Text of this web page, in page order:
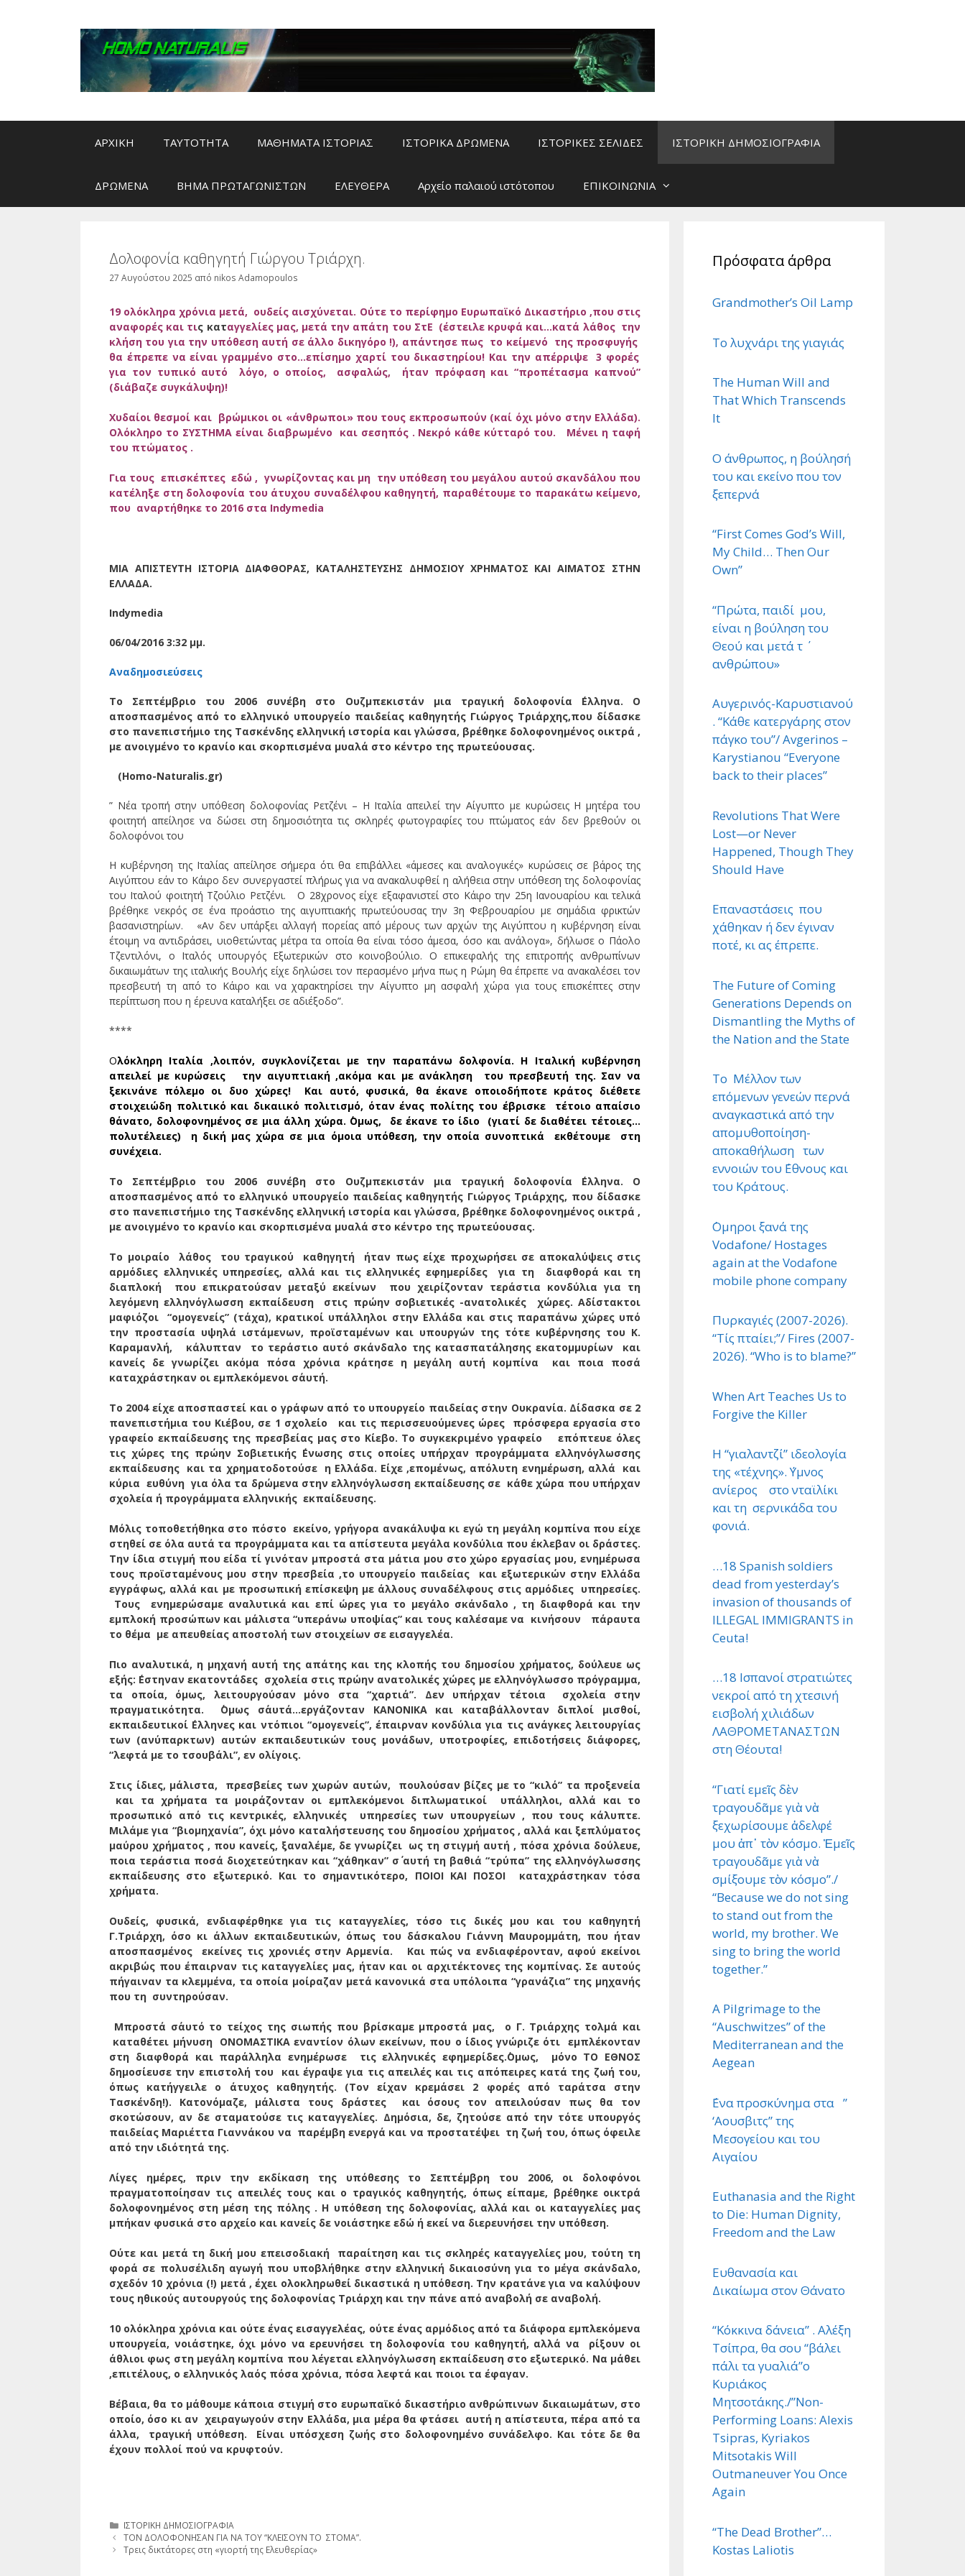
ΑΡΧΙΚΗ ΤΑΥΤΟΤΗΤΑ ΜΑΘΗΜΑΤΑ ΙΣΤΟΡΙΑΣ ΙΣΤΟΡΙΚΑ ΔΡΩΜΕΝΑ ΙΣΤΟΡΙΚΕΣ ΣΕΛΙΔΕΣ ΙΣΤΟΡΙΚΗ ΔΗΜΟΣΙΟΓΡΑΦΙΑ
ΔΡΩΜΕΝΑ ΒΗΜΑ ΠΡΩΤΑΓΩΝΙΣΤΩΝ ΕΛΕΥΘΕΡΑ Αρχείο παλαιού ιστότοπου ΕΠΙΚΟΙΝΩΝΙΑ
Δολοφονία καθηγητή Γιώργου Τριάρχη.
27 Αυγούστου 2025 από nikos Adamopoulos
19 ολόκληρα χρόνια μετά, ουδείς αισχύνεται. Ούτε το περίφημο Ευρωπαϊκό Δικαστήριο ,που στις
αναφορές και τις καταγγελίες μας, μετά την απάτη του ΣτΕ (έστειλε κρυφά και…κατά λάθος την
κλήση του για την υπόθεση αυτή σε άλλο δικηγόρο !), απάντησε πως το κείμενό της προσφυγής
θα έπρεπε να είναι γραμμένο στο…επίσημο χαρτί του δικαστηρίου! Και την απέρριψε 3 φορές
για τον τυπικό αυτό λόγο, ο οποίος, ασφαλώς, ήταν πρόφαση και “προπέτασμα καπνού”
(διάβαζε συγκάλυψη)!
Χυδαίοι θεσμοί και βρώμικοι οι «άνθρωποι» που τους εκπροσωπούν (καί όχι μόνο στην Ελλάδα).
Ολόκληρο το ΣΥΣΤΗΜΑ είναι διαβρωμένο και σεσηπός . Νεκρό κάθε κύτταρό του. Μένει η ταφή
του πτώματος .
Για τους επισκέπτες εδώ , γνωρίζοντας και μη την υπόθεση του μεγάλου αυτού σκανδάλου που
κατέληξε στη δολοφονία του άτυχου συναδέλφου καθηγητή, παραθέτουμε το παρακάτω κείμενο,
που αναρτήθηκε το 2016 στα Indymedia
ΜΙΑ ΑΠΙΣΤΕΥΤΗ ΙΣΤΟΡΙΑ ΔΙΑΦΘΟΡΑΣ, ΚΑΤΑΛΗΣΤΕΥΣΗΣ ΔΗΜΟΣΙΟΥ ΧΡΗΜΑΤΟΣ ΚΑΙ ΑΙΜΑΤΟΣ ΣΤΗΝ
ΕΛΛΑΔΑ.
Indymedia
06/04/2016 3:32 μμ.
Αναδημοσιεύσεις
To Σεπτέμβριο του 2006 συνέβη στο Ουζμπεκιστάν μια τραγική δολοφονία ΄Ελληνα. Ο
αποσπασμένος από το ελληνικό υπουργείο παιδείας καθηγητής Γιώργος Τριάρχης,που δίδασκε
στο πανεπιστήμιο της Τασκένδης ελληνική ιστορία και γλώσσα, βρέθηκε δολοφονημένος οικτρά ,
με ανοιγμένο το κρανίο και σκορπισμένα μυαλά στο κέντρο της πρωτεύουσας.
(Homo-Naturalis.gr)
” Νέα τροπή στην υπόθεση δολοφονίας Ρετζένι – Η Ιταλία απειλεί την Αίγυπτο με κυρώσεις Η μητέρα του
φοιτητή απείλησε να δώσει στη δημοσιότητα τις σκληρές φωτογραφίες του πτώματος εάν δεν βρεθούν οι
δολοφόνοι του
Η κυβέρνηση της Ιταλίας απείλησε σήμερα ότι θα επιβάλλει «άμεσες και αναλογικές» κυρώσεις σε βάρος της
Αιγύπτου εάν το Κάιρο δεν συνεργαστεί πλήρως για να ανακαλυφθεί η αλήθεια στην υπόθεση της δολοφονίας
του Ιταλού φοιτητή Τζούλιο Ρετζένι. Ο 28χρονος είχε εξαφανιστεί στο Κάιρο την 25η Ιανουαρίου και τελικά
βρέθηκε νεκρός σε ένα προάστιο της αιγυπτιακής πρωτεύουσας την 3η Φεβρουαρίου με σημάδια φρικτών
βασανιστηρίων. «Αν δεν υπάρξει αλλαγή πορείας από μέρους των αρχών της Αιγύπτου η κυβέρνηση είναι
έτοιμη να αντιδράσει, υιοθετώντας μέτρα τα οποία θα είναι τόσο άμεσα, όσο και ανάλογα», δήλωσε ο Πάολο
Τζεντιλόνι, ο Ιταλός υπουργός Εξωτερικών στο κοινοβούλιο. Ο επικεφαλής της επιτροπής ανθρωπίνων
δικαιωμάτων της ιταλικής Βουλής είχε δηλώσει τον περασμένο μήνα πως η Ρώμη θα έπρεπε να ανακαλέσει τον
πρεσβευτή τη από το Κάιρο και να χαρακτηρίσει την Αίγυπτο μη ασφαλή χώρα για τους επισκέπτες στην
περίπτωση που η έρευνα καταλήξει σε αδιέξοδο”.
****
Ολόκληρη Ιταλία ,λοιπόν, συγκλονίζεται με την παραπάνω δολφονία. Η Ιταλική κυβέρνηση
απειλεί με κυρώσεις την αιγυπτιακή ,ακόμα και με ανάκληση του πρεσβευτή της. Σαν να
ξεκινάνε πόλεμο οι δυο χώρες! Και αυτό, φυσικά, θα έκανε οποιoδήποτε κράτος διέθετε
στοιχειώδη πολιτικό και δικαιικό πολιτισμό, όταν ένας πολίτης του έβρισκε τέτοιο απαίσιο
θάνατο, δολοφονημένος σε μια άλλη χώρα. ΄Ομως, δε έκανε το ίδιο (γιατί δε διαθέτει τέτοιες…
πολυτέλειες) η δική μας χώρα σε μια όμοια υπόθεση, την οποία συνοπτικά εκθέτουμε στη
συνέχεια.
To Σεπτέμβριο του 2006 συνέβη στο Ουζμπεκιστάν μια τραγική δολοφονία ΄Ελληνα. Ο
αποσπασμένος από το ελληνικό υπουργείο παιδείας καθηγητής Γιώργος Τριάρχης, που δίδασκε
στο πανεπιστήμιο της Τασκένδης ελληνική ιστορία και γλώσσα, βρέθηκε δολοφονημένος οικτρά ,
με ανοιγμένο το κρανίο και σκορπισμένα μυαλά στο κέντρο της πρωτεύουσας.
Το μοιραίο λάθος του τραγικού καθηγητή
ήταν πως είχε προχωρήσει σε αποκαλύψεις στις
αρμόδιες ελληνικές υπηρεσίες, αλλά και τις ελληνικές εφημερίδες
για τη
διαφθορά και τη
διαπλοκή
που επικρατούσαν μεταξύ εκείνων
που χειρίζονταν τεράστια κονδύλια για τη
λεγόμενη ελληνόγλωσση εκπαίδευση
στις πρώην σοβιετικές -ανατολικές
χώρες. Αδίστακτοι
μαφιόζοι
“ομογενείς” (τάχα), κρατικοί υπάλληλοι στην Ελλάδα και στις παραπάνω χώρες υπό
την προστασία υψηλά ιστάμενων, προϊσταμένων και υπουργών της τότε κυβέρνησης του Κ.
Καραμανλή,
κάλυπταν το τεράστιο αυτό σκάνδαλο της κατασπατάλησης εκατομμυρίων
και
κανείς δε γνωρίζει ακόμα πόσα χρόνια κράτησε η μεγάλη αυτή κομπίνα
και ποια ποσά
καταχράστηκαν οι εμπλεκόμενοι σ΄αυτή.
Το 2004 είχε αποσπαστεί και ο γράφων από το υπουργείο παιδείας στην Ουκρανία. Δίδασκα σε 2
πανεπιστήμια του Κιέβου, σε 1 σχολείο
και τις περισσευούμενες ώρες
πρόσφερα εργασία στο
γραφείο εκπαίδευσης της πρεσβείας μας στο Κίεβο. Το συγκεκριμένο γραφείο
επόπτευε όλες
τις χώρες της πρώην Σοβιετικής ΄Ενωσης στις οποίες υπήρχαν προγράμματα ελληνόγλωσσης
εκπαίδευσης και τα χρηματοδοτούσε η Ελλάδα. Είχε ,επομένως, απόλυτη ενημέρωση, αλλά
και
κύρια ευθύνη για όλα τα δρώμενα στην ελληνόγλωσση εκπαίδευσης σε κάθε χώρα που υπήρχαν
σχολεία ή προγράμματα ελληνικής εκπαίδευσης.
Μόλις τοποθετήθηκα στο πόστο εκείνο, γρήγορα ανακάλυψα κι εγώ τη μεγάλη κομπίνα που είχε
στηθεί σε όλα αυτά τα προγράμματα και τα απίστευτα μεγάλα κονδύλια που έκλεβαν οι δράστες.
Την ίδια στιγμή που είδα τί γινόταν μπροστά στα μάτια μου στο χώρο εργασίας μου, ενημέρωσα
τους προϊσταμένους μου στην πρεσβεία ,το υπουργείο παιδείας
και εξωτερικών στην Ελλάδα
εγγράφως, αλλά και με προσωπική επίσκεψη με άλλους συναδέλφους στις αρμόδιες υπηρεσίες.
Τους
ενημερώσαμε αναλυτικά και επί ώρες για το μεγάλο σκάνδαλο , τη διαφθορά και την
εμπλοκή προσώπων και μάλιστα “υπεράνω υποψίας” και τους καλέσαμε να κινήσουν
πάραυτα
το θέμα με απευθείας αποστολή των στοιχείων σε εισαγγελέα.
Πιο αναλυτικά, η μηχανή αυτή της απάτης και της κλοπής του δημοσίου χρήματος, δούλευε ως
εξής: ΄Εστηναν εκατοντάδες σχολεία στις πρώην ανατολικές χώρες με ελληνόγλωσσο πρόγραμμα,
τα οποία, όμως, λειτουργούσαν μόνο στα “χαρτιά”. Δεν υπήρχαν τέτοια
σχολεία στην
πραγματικότητα.
΄Ομως σ΄αυτά…εργάζονταν ΚΑΝΟΝΙΚΑ και καταβάλλονταν διπλοί μισθοί,
εκπαιδευτικοί ΄Ελληνες και ντόπιοι “ομογενείς”, έπαιρναν κονδύλια για τις ανάγκες λειτουργίας
των (ανύπαρκτων) αυτών εκπαιδευτικών τους μονάδων, υποτροφίες, επιδοτήσεις διάφορες,
“λεφτά με το τσουβάλι”, εν ολίγοις.
Στις ίδιες, μάλιστα, πρεσβείες των χωρών αυτών,
πουλούσαν βίζες με το “κιλό” τα προξενεία
και τα χρήματα τα μοιράζονταν οι εμπλεκόμενοι διπλωματικοί
υπάλληλοι, αλλά και το
προσωπικό από τις κεντρικές, ελληνικές
υπηρεσίες των υπουργείων , που τους κάλυπτε.
Μιλάμε για “βιομηχανία”, όχι μόνο καταλήστευσης του δημοσίου χρήματος , αλλά και ξεπλύματος
μαύρου χρήματος , που κανείς, ξαναλέμε, δε γνωρίζει ως τη στιγμή αυτή , πόσα χρόνια δούλευε,
ποια τεράστια ποσά διοχετεύτηκαν και “χάθηκαν” σ΄ αυτή τη βαθιά “τρύπα” της ελληνόγλωσσης
εκπαίδευσης στο εξωτερικό. Και το σημαντικότερο, ΠΟΙΟΙ ΚΑΙ ΠΟΣΟΙ
καταχράστηκαν τόσα
χρήματα.
Ουδείς, φυσικά, ενδιαφέρθηκε για τις καταγγελίες, τόσο τις δικές μου και του καθηγητή
Γ.Τριάρχη, όσο κι άλλων εκπαιδευτικών, όπως του δάσκαλου Γιάννη Μαυρομμάτη, που ήταν
αποσπασμένος
εκείνες τις χρονιές στην Αρμενία.
Και πώς να ενδιαφέρονταν, αφού εκείνοι
ακριβώς που έπαιρναν τις καταγγελίες μας, ήταν και οι αρχιτέκτονες της κομπίνας. Σε αυτούς
πήγαιναν τα κλεμμένα, τα οποία μοίραζαν μετά κανονικά στα υπόλοιπα “γρανάζια” της μηχανής
που τη συντηρούσαν.
Μπροστά σ΄αυτό το τείχος της σιωπής που βρίσκαμε μπροστά μας,
ο Γ. Τριάρχης τολμά και
καταθέτει μήνυση ΟΝΟΜΑΣΤΙΚΑ εναντίον όλων εκείνων, που ο ίδιος γνώριζε ότι εμπλέκονταν
στη διαφθορά και παράλληλα ενημέρωσε
τις ελληνικές εφημερίδες.΄Ομως,
μόνο ΤΟ ΕΘΝΟΣ
δημοσίευσε την επιστολή του
και έγραψε για τις απειλές και τις απόπειρες κατά της ζωή του,
όπως κατήγγειλε ο άτυχος καθηγητής. (Τον είχαν κρεμάσει 2 φορές από ταράτσα στην
Τασκένδη!). Κατονόμαζε, μάλιστα τους δράστες
και όσους τον απειλούσαν πως θα τον
σκοτώσουν, αν δε σταματούσε τις καταγγελίες. Δημόσια, δε, ζητούσε από την τότε υπουργός
παιδείας Μαριέττα Γιαννάκου να παρέμβη ενεργά και να προστατέψει τη ζωή του, όπως όφειλε
από την ιδιότητά της.
Λίγες ημέρες, πριν την εκδίκαση της υπόθεσης το Σεπτέμβρη του 2006, οι δολοφόνοι
πραγματοποίησαν τις απειλές τους και ο τραγικός καθηγητής, όπως είπαμε, βρέθηκε οικτρά
δολοφονημένος στη μέση της πόλης . Η υπόθεση της δολοφονίας, αλλά και οι καταγγελίες μας
μπήκαν φυσικά στο αρχείο και κανείς δε νοιάστηκε εδώ ή εκεί να διερευνήσει την υπόθεση.
Ούτε και μετά τη δική μου επεισοδιακή
παραίτηση και τις σκληρές καταγγελίες μου, τούτη τη
φορά σε πολυσέλιδη αγωγή που υποβλήθηκε στην ελληνική δικαιοσύνη για το μέγα σκάνδαλο,
σχεδόν 10 χρόνια (!) μετά , έχει ολοκληρωθεί δικαστικά η υπόθεση. Την κρατάνε για να καλύψουν
τους ηθικούς αυτουργούς της δολοφονίας Τριάρχη και την πάνε από αναβολή σε αναβολή.
10 ολόκληρα χρόνια και ούτε ένας εισαγγελέας, ούτε ένας αρμόδιος από τα διάφορα εμπλεκόμενα
υπουργεία, νοιάστηκε, όχι μόνο να ερευνήσει τη δολοφονία του καθηγητή, αλλά να
ρίξουν οι
άθλιοι φως στη μεγάλη κομπίνα που λέγεται ελληνόγλωσση εκπαίδευση στο εξωτερικό. Να μάθει
,επιτέλους, ο ελληνικός λαός πόσα χρόνια, πόσα λεφτά και ποιοι τα έφαγαν.
Βέβαια, θα το μάθουμε κάποια στιγμή στο ευρωπαϊκό δικαστήριο ανθρώπινων δικαιωμάτων, στο
οποίο, όσο κι αν χειραγωγούν στην Ελλάδα, μια μέρα θα φτάσει αυτή η απίστευτα, πέρα από τα
άλλα,
τραγική υπόθεση.
Είναι υπόσχεση ζωής στο δολοφονημένο συνάδελφο. Και τότε δε θα
έχουν πολλοί πού να κρυφτούν.
Κατηγορίες
ΙΣΤΟΡΙΚΗ ΔΗΜΟΣΙΟΓΡΑΦΙΑ
TΟΝ ΔΟΛΟΦΟΝΗΣΑΝ ΓΙΑ ΝΑ ΤΟΥ “ΚΛΕΙΣΟΥΝ ΤΟ ΣΤΟΜΑ”.
Τρεις δικτάτορες στη «γιορτή της Ελευθερίας»
Πρόσφατα άρθρα
Grandmother’s Oil Lamp
Το λυχνάρι της γιαγιάς
The Human Will and
That Which Transcends
It
Ο άνθρωπος, η βούλησή
του και εκείνο που τον
ξεπερνά
“First Comes God’s Will,
My Child… Then Our
Own”
“Πρώτα, παιδί μου,
είναι η βούληση του
Θεού και μετά τ ΄
ανθρώπου»
Αυγερινός-Καρυστιανού
. “Κάθε κατεργάρης στον
πάγκο του”/ Avgerinos –
Karystianou “Εveryone
back to their places”
Revolutions That Were
Lost—or Never
Happened, Though They
Should Have
Επαναστάσεις που
χάθηκαν ή δεν έγιναν
ποτέ, κι ας έπρεπε.
The Future of Coming
Generations Depends on
Dismantling the Myths of
the Nation and the State
Το Μέλλον των
επόμενων γενεών περνά
αναγκαστικά από την
απομυθοποίηση-
αποκαθήλωση των
εννοιών του ΄Εθνους και
του Κράτους.
΄Ομηροι ξανά της
Vodafone/ Hostages
again at the Vodafone
mobile phone company
Πυρκαγιές (2007-2026).
“Τίς πταίει;”/ Fires (2007-
2026). “Who is to blame?”
When Art Teaches Us to
Forgive the Killer
Η “γιαλαντζί” ιδεολογία
της «τέχνης». ΄Υμνος
ανίερος στο νταϊλίκι
και τη σερνικάδα του
φονιά.
…18 Spanish soldiers
dead from yesterday’s
invasion of thousands of
ILLEGAL IMMIGRANTS in
Ceuta!
…18 Ισπανοί στρατιώτες
νεκροί από τη χτεσινή
εισβολή χιλιάδων
ΛΑΘΡΟΜΕΤΑΝΑΣΤΩΝ
στη Θέουτα!
“Γιατί εμεῖς δὲν
τραγουδᾶμε γιὰ νὰ
ξεχωρίσουμε ἀδελφέ
μου ἀπ᾿ τὸν κόσμο. Ἐμεῖς
τραγουδᾶμε γιὰ νὰ
σμίξουμε τὸν κόσμο”./
“Because we do not sing
to stand out from the
world, my brother. We
sing to bring the world
together.”
A Pilgrimage to the
“Auschwitzes” of the
Mediterranean and the
Aegean
΄Ενα προσκύνημα στα ”
‘Αουσβιτς” της
Μεσογείου και του
Αιγαίου
Euthanasia and the Right
to Die: Human Dignity,
Freedom and the Law
Ευθανασία και
Δικαίωμα στον Θάνατο
“Κόκκινα δάνεια” . Αλέξη
Τσίπρα, θα σου “βάλει
πάλι τα γυαλιά”ο
Κυριάκος
Μητσοτάκης./”Non-
Performing Loans: Alexis
Tsipras, Kyriakos
Mitsotakis Will
Outmaneuver You Once
Again
“The Dead Brother”…
Kostas Laliotis